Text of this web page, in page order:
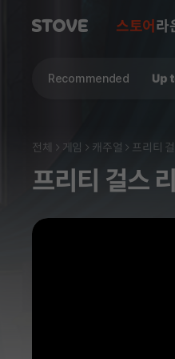
스토어 라
Recommended
전체 게임 캐주얼 프리티
프리티 걸스